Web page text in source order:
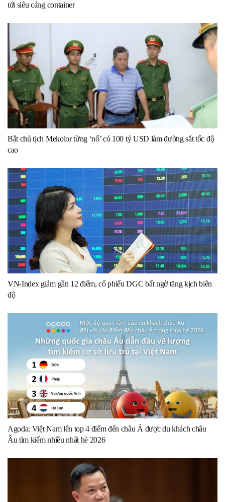
tới siêu cảng container
Bắt chủ tịch Mekolor từng ‘nổ’ có 100 tỷ USD làm đường sắt tốc độ
cao
VN-Index giảm gần 12 điểm, cổ phiếu DGC bất ngờ tăng kịch biên
độ
Agoda: Việt Nam lên top 4 điểm đến châu Á được du khách châu
Âu tìm kiếm nhiều nhất hè 2026